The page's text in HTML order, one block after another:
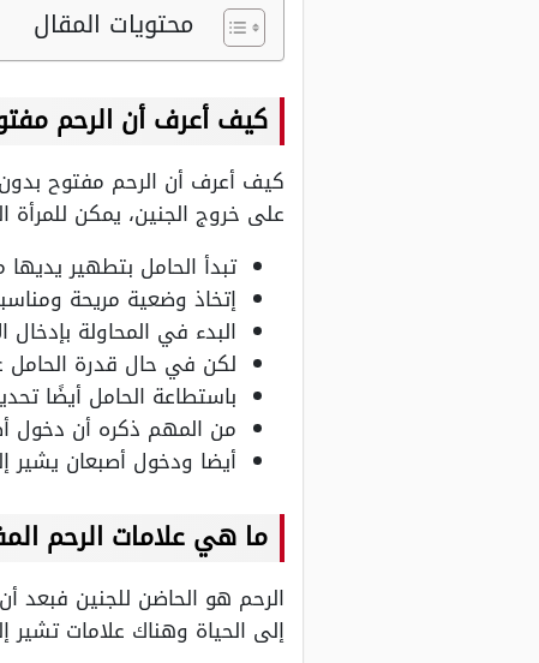
محتويات المقال
كيف أعرف أن الرحم
كيف أعرف أن الرحم مفتوح
على خروج الجنين، يمكن للمرأة
تبدأ الحامل بتطهير
إتخاذ وضعية مريحة
البدء في المحاولة
لكن في حال قدرة الحامل
باستطاعة الحامل أيضًا
من المهم ذكره أن دخول
أيضا ودخول أصبعان يشير إلى
ما هي علامات الرحم
الرحم هو الحاضن للجنين فبعد
إلى الحياة وهناك علامات